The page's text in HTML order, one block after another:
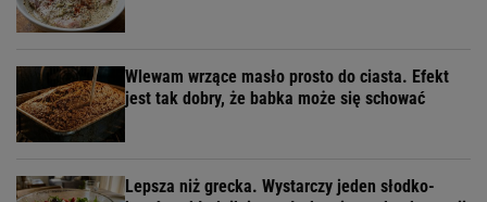
Wlewam wrzące masło prosto do ciasta. Efekt
jest tak dobry, że babka może się schować
Lepsza niż grecka. Wystarczy jeden słodko-